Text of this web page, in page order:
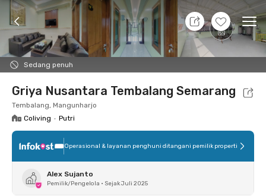
+8
Sedang penuh
7 Agt 26 - Belum tahu
Foto Fasilitas bersama Lokasi Kamar
Griya Nusantara Tembalang Semarang
Tembalang, Mangunharjo
Coliving • Putri
Operasional & layanan penghuni ditangani pemilik properti
Alex Sujanto
Pemilik/Pengelola • Sejak Juli 2025